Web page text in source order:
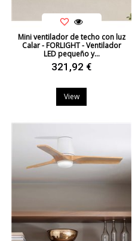
Mini ventilador de techo con luz
Calar - FORLIGHT - Ventilador
LED pequeño y...
321,92 €
View